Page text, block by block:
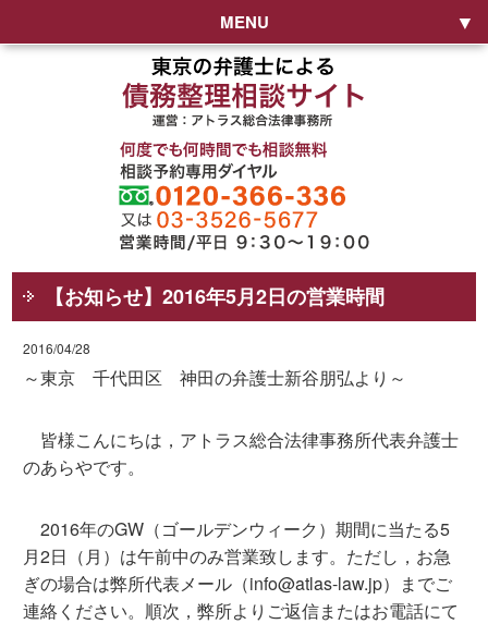
MENU
【お知らせ】2016年5月2日の営業時間
2016/04/28
～東京 千代田区 神田の弁護士新谷朋弘より～
皆様こんにちは，アトラス総合法律事務所代表弁護士
のあらやです。
2016年のGW（ゴールデンウィーク）期間に当たる5
月2日（月）は午前中のみ営業致します。ただし，お急
ぎの場合は弊所代表メール（info@atlas-law.jp）までご
連絡ください。順次，弊所よりご返信またはお電話にて